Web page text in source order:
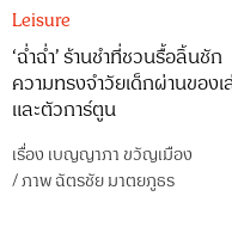
Leisure
‘ฉ่ำฉ่ำ’ ร้านชำที่ชวนรื้อลิ้นชัก
ความทรงจำวัยเด็กผ่านของ
และตัวการ์ตูน
เรื่อง เบญญาภา ขวัญเมือง
/ภาพฉัตรชัย มาตยภูธร